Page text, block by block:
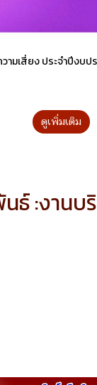
ามเสี่ยง ประจำปีงบป
ดูเพิ่มเติม
ธ์ :งานบ